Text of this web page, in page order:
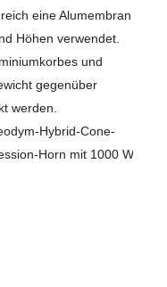
eine Alumembran
Höhen verwendet.
und
gegenüber
werden.
Hybrid-Cone-
Horn mit 1000 Watt